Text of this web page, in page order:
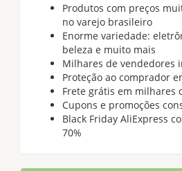
Produtos com preços
no varejo brasileiro
Enorme variedade:
beleza e muito mais
Milhares de vendedores
Proteção ao comprador
Frete grátis em milhares
Cupons e promoções
Black Friday AliExpress
70%